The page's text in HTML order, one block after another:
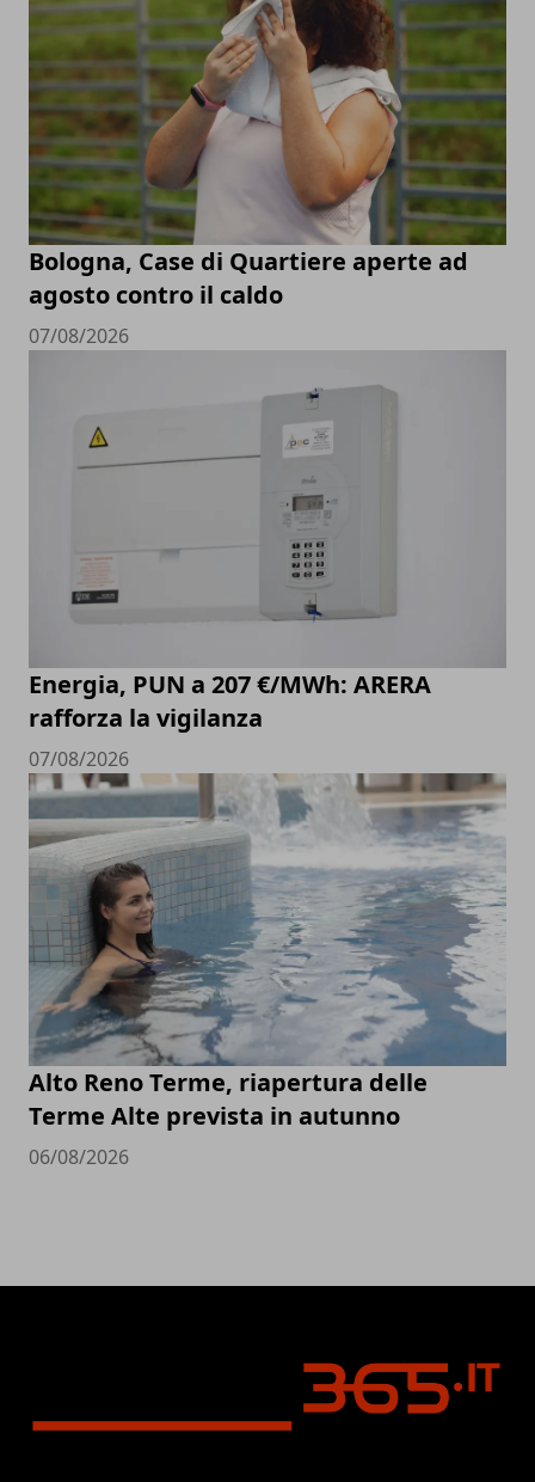
Bologna, Case di Quartiere aperte ad
agosto contro il caldo
07/08/2026
Energia, PUN a 207 €/MWh: ARERA
rafforza la vigilanza
07/08/2026
Alto Reno Terme, riapertura delle
Terme Alte prevista in autunno
06/08/2026